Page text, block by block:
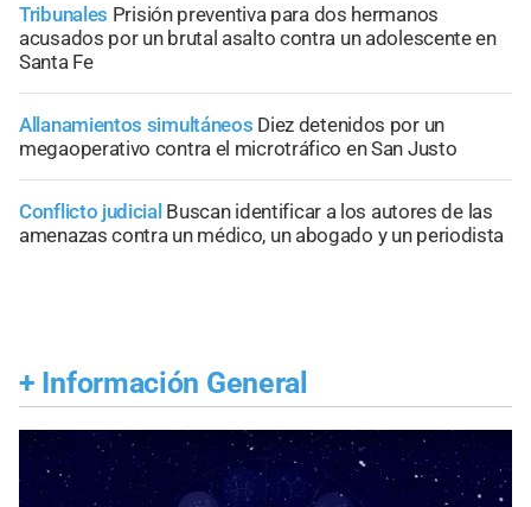
Tribunales Prisión preventiva para dos hermanos
acusados por un brutal asalto contra un adolescente en
Santa Fe
Allanamientos simultáneos Diez detenidos por un
megaoperativo contra el microtráfico en San Justo
Conflicto judicial Buscan identificar a los autores de las
amenazas contra un médico, un abogado y un periodista
+ Información General